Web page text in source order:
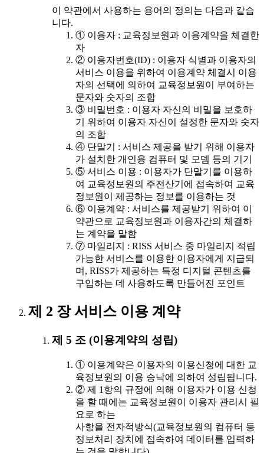
이 약관에서 사용하는 용어의 정의는 다음과 같습
니다.
① 이용자 : 교육정보원과 이용계약을 체결한
자
② 이용자번호(ID) : 이용자 식별과 이용자의
서비스 이용을 위하여 이용계약 체결시 이용
자의 선택에 의하여 교육정보원이 부여하는
문자와 숫자의 조합
③ 비밀번호 : 이용자 자신의 비밀을 보호하
기 위하여 이용자 자신이 설정한 문자와 숫자
의 조합
④ 단말기 : 서비스 제공을 받기 위해 이용자
가 설치한 개인용 컴퓨터 및 모뎀 등의 기기
⑤ 서비스 이용 : 이용자가 단말기를 이용하
여 교육정보원의 주전산기에 접속하여 교육
정보원이 제공하는 정보를 이용하는 것
⑥ 이용계약 : 서비스를 제공받기 위하여 이
약관으로 교육정보원과 이용자간의 체결하
는 계약을 말함
⑦ 마일리지 : RISS 서비스 중 마일리지 적립
가능한 서비스를 이용한 이용자에게 지급되
며, RISS가 제공하는 특정 디지털 콘텐츠를
구입하는 데 사용하도록 만들어진 포인트
제 2 장 서비스 이용 계약
제 5 조 (이용계약의 성립)
① 이용계약은 이용자의 이용신청에 대한 교
육정보원의 이용 승낙에 의하여 성립됩니다.
② 제 1항의 규정에 의해 이용자가 이용 신청
을 할 때에는 교육정보원이 이용자 관리시 필
요로 하는
사항을 전자적방식(교육정보원의 컴퓨터 등
정보처리 장치에 접속하여 데이터를 입력하